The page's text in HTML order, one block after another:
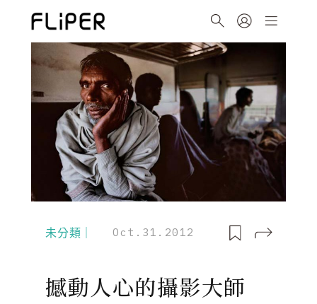
未分類｜ Oct.31.2012
撼動人心的攝影大師